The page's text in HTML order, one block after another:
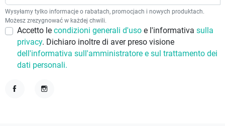
Wysyłamy tylko informacje o rabatach, promocjach i nowych produktach.
Możesz zrezygnować w każdej chwili.
Accetto le condizioni generali d'uso e l'informativa sulla
privacy. Dichiaro inoltre di aver preso visione
dell'informativa sull'amministratore e sul trattamento dei
dati personali.